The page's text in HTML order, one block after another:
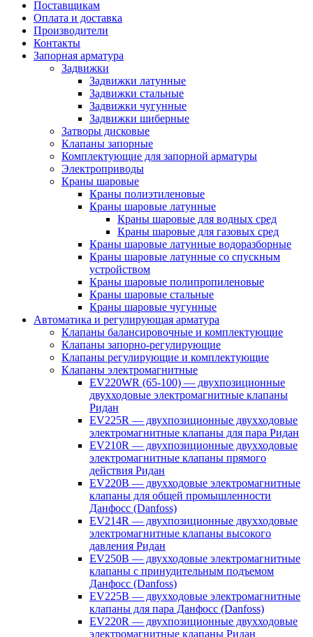
Поставщикам
Оплата и доставка
Производители
Контакты
Запорная арматура
Задвижки
Задвижки латунные
Задвижки стальные
Задвижки чугунные
Задвижки шиберные
Затворы дисковые
Клапаны запорные
Комплектующие для запорной арматуры
Электроприводы
Краны шаровые
Краны полиэтиленовые
Краны шаровые латунные
Краны шаровые для водных сред
Краны шаровые для газовых сред
Краны шаровые латунные водоразборные
Краны шаровые латунные со спускным
устройством
Краны шаровые полипропиленовые
Краны шаровые стальные
Краны шаровые чугунные
Автоматика и регулирующая арматура
Клапаны балансировочные и комплектующие
Клапаны запорно-регулирующие
Клапаны регулирующие и комплектующие
Клапаны электромагнитные
EV220WR (65-100) — двухпозиционные
двухходовые электромагнитные клапаны
Ридан
EV225R — двухпозиционные двухходовые
электромагнитные клапаны для пара Ридан
EV210R — двухпозиционные двухходовые
электромагнитные клапаны прямого
действия Ридан
EV220B — двухходовые электромагнитные
клапаны для общей промышленности
Данфосс (Danfoss)
EV214R — двухпозиционные двухходовые
электромагнитные клапаны высокого
давления Ридан
EV250B — двухходовые электромагнитные
клапаны с принудительным подъемом
Данфосс (Danfoss)
EV225B — двухходовые электромагнитные
клапаны для пара Данфосс (Danfoss)
EV220R — двухпозиционные двухходовые
электромагнитные клапаны Ридан